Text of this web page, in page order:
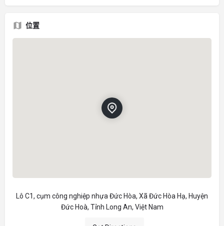
位置
Lô C1, cụm công nghiệp nhựa Đức Hòa, Xã Đức Hòa Hạ, Huyện
Đức Hoà, Tỉnh Long An, Việt Nam